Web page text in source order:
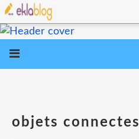
objets connectes